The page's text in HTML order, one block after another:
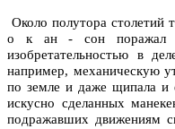
Около полутора
о к ан - сон поражал
изобретательностью в
например, механическую
по земле и даже щипала и
искусно сделанных
подражавших движениям